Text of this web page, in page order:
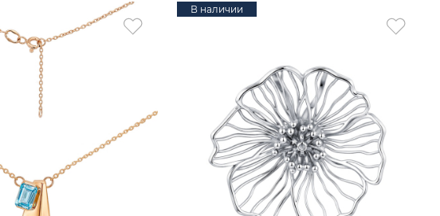
В наличии